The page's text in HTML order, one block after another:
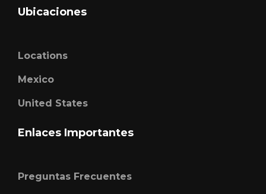
Ubicaciones
Locations
Mexico
United States
Enlaces Importantes
Preguntas Frecuentes